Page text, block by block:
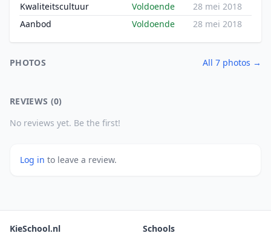
Kwaliteitscultuur
Voldoende
28 mei 2018
Aanbod
Voldoende 28 mei 2018
PHOTOS All 7 photos →
REVIEWS (0)
No reviews yet. Be the first!
Log in to leave a review.
KieSchool.nl
Schools